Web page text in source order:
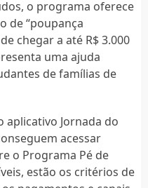
o programa oferece
de “poupança
chegar a até R$ 3.000
uma ajuda
de famílias de
aplicativo Jornada do
acessar
o Programa Pé de
estão os critérios de